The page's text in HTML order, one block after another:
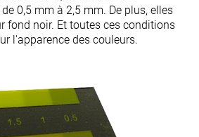
0,5 mm à 2,5 mm. De plus, elles
fond noir. Et toutes ces conditions
l'apparence des couleurs.